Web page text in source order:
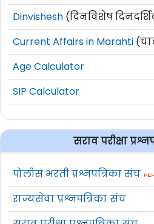
Dinvishesh (दिनविशेष
Current Affairs in Marahti
Age Calculator
SIP Calculator
सराव परीक्षा
पोलीस भरती प्रश्नपत्रिका संच
राज्यसेवा प्रश्नपत्रिका संच